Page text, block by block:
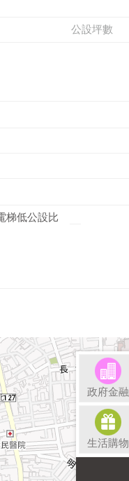
公設坪數
梯低公設比
政府金融
生活購物